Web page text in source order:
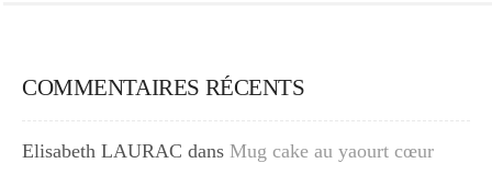
COMMENTAIRES RÉCENTS
Elisabeth LAURAC dans Mug cake au yaourt cœur